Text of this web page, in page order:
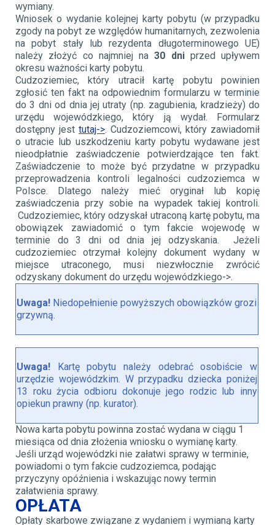
wymiany.
Wniosek o wydanie kolejnej karty pobytu (w przypadku
zgody na pobyt ze względów humanitarnych, zezwolenia
na pobyt stały lub rezydenta długoterminowego UE)
należy złożyć co najmniej na30 dni przed upływem
okresu ważności karty pobytu.
Cudzoziemiec, który utracił kartę pobytu powinien
zgłosić ten fakt na odpowiednim formularzu w terminie
do 3 dni od dnia jej utraty (np. zagubienia, kradzieży) do
urzędu wojewódzkiego, który ją wydał. Formularz
dostępny jest tutaj->. Cudzoziemcowi, który zawiadomił
o utracie lub uszkodzeniu karty pobytu wydawane jest
nieodpłatnie zaświadczenie potwierdzające ten fakt.
Zaświadczenie to może być przydatne w przypadku
przeprowadzenia kontroli legalności cudzoziemca w
Polsce. Dlatego należy mieć oryginał lub kopię
zaświadczenia przy sobie na wypadek takiej kontroli.
Cudzoziemiec, który odzyskał utraconą kartę pobytu, ma
obowiązek zawiadomić o tym fakcie wojewodę w
terminie do 3 dni od dnia jej odzyskania. Jeżeli
cudzoziemiec otrzymał kolejny dokument wydany w
miejsce utraconego, musi niezwłocznie zwrócić
odzyskany dokument do urzędu wojewódzkiego->.
Uwaga! Niedopełnienie powyższych obowiązków grozi
grzywną.
Uwaga! Kartę pobytu należy odebrać osobiście w
urzędzie wojewódzkim. W przypadku dziecka poniżej
13 roku życia odbioru dokonuje jego rodzic lub inny
opiekun prawny (np. kurator).
Nowa karta pobytu powinna zostać wydana w ciągu 1
miesiąca od dnia złożenia wniosku o wymianę karty.
Jeśli urząd wojewódzki nie załatwi sprawy w terminie,
powiadomi o tym fakcie cudzoziemca, podając
przyczyny opóźnienia i wskazując nowy termin
załatwienia sprawy.
OPŁATA
Opłaty skarbowe związane z wydaniem i wymianą karty